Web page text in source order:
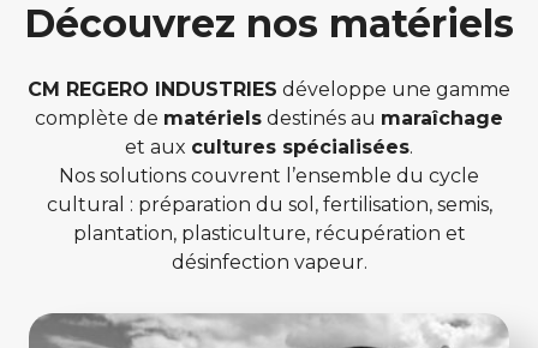
Découvrez nos matériels
CM REGERO INDUSTRIES développe une gamme
complète de matériels destinés au maraîchage
et aux cultures spécialisées.
Nos solutions couvrent l’ensemble du cycle
cultural : préparation du sol, fertilisation, semis,
plantation, plasticulture, récupération et
désinfection vapeur.